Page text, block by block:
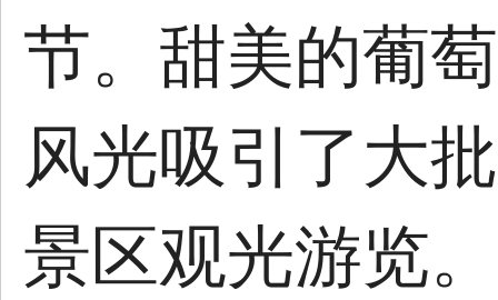
节。甜美的葡
风光吸引了大
景区观光游览。